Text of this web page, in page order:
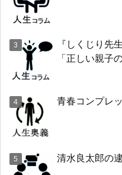
『しくじり先
「正しい親子
青春コンプレ
清水良太郎の